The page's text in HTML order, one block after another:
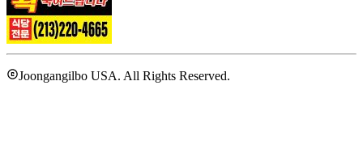
Joongangilbo USA. All Rights Reserved.